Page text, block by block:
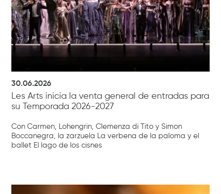
30.06.2026
Les Arts inicia la venta general de entradas para
su Temporada 2026-2027
Con Carmen, Lohengrin, Clemenza di Tito y Simon
Boccanegra, la zarzuela La verbena de la paloma y el
ballet El lago de los cisnes